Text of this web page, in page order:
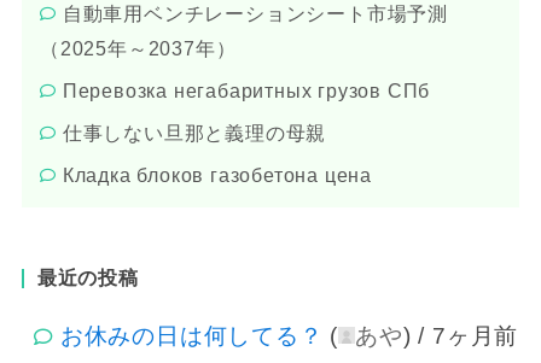
自動車用ベンチレーションシート市場予測
（2025年～2037年）
Перевозка негабаритных грузов СПб
仕事しない旦那と義理の母親
Кладка блоков газобетона цена
最近の投稿
お休みの日は何してる？ ( あや) / 7ヶ月前